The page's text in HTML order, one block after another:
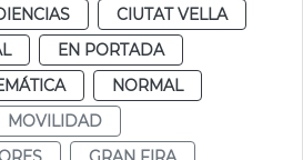
CIUTAT VELLA
EN PORTADA
NORMAL
MOVILIDAD